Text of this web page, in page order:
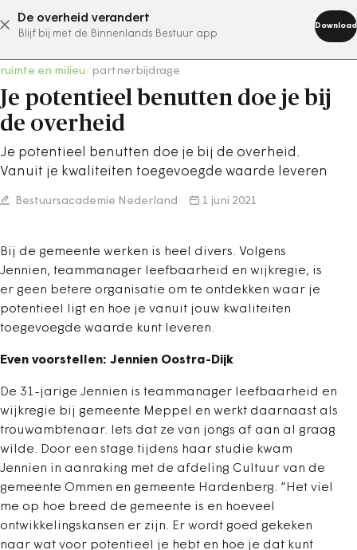
De overheid verandert
Blijf bij met de Binnenlands Bestuur app
Download
abonneer nu
ruimte en milieu partnerbijdrage
Je potentieel benutten doe je bij
de overheid
Je potentieel benutten doe je bij de overheid.
Vanuit je kwaliteiten toegevoegde waarde leveren
Bestuursacademie Nederland 1 juni 2021
Bij de gemeente werken is heel divers. Volgens
Jennien, teammanager leefbaarheid en wijkregie, is
er geen betere organisatie om te ontdekken waar je
potentieel ligt en hoe je vanuit jouw kwaliteiten
toegevoegde waarde kunt leveren.
Even voorstellen: Jennien Oostra-Dijk
De 31-jarige Jennien is teammanager leefbaarheid en
wijkregie bij gemeente Meppel en werkt daarnaast als
trouwambtenaar. Iets dat ze van jongs af aan al graag
wilde. Door een stage tijdens haar studie kwam
Jennien in aanraking met de afdeling Cultuur van de
gemeente Ommen en gemeente Hardenberg. “Het viel
me op hoe breed de gemeente is en hoeveel
ontwikkelingskansen er zijn. Er wordt goed gekeken
naar wat voor potentieel je hebt en hoe je dat kunt